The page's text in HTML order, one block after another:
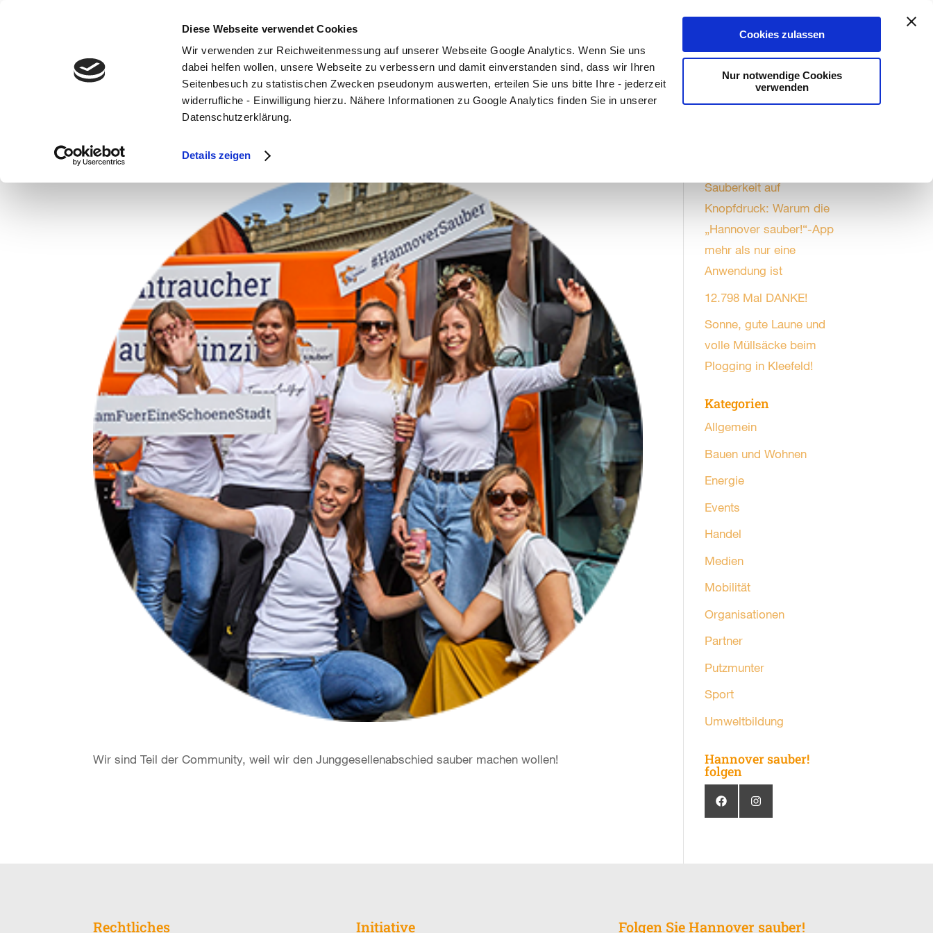
Diese Webseite verwendet Cookies
Wir verwenden zur Reichweitenmessung auf unserer Webseite Google Analytics. Wenn Sie uns
dabei helfen wollen, unsere Webseite zu verbessern und damit einverstanden sind, dass wir Ihren
Seitenbesuch zu statistischen Zwecken pseudonym auswerten, erteilen Sie uns bitte Ihre - jederzeit
widerrufliche - Einwilligung hierzu. Nähere Informationen zu Google Analytics finden Sie in unserer
Datenschutzerklärung.
Details zeigen
Cookies zulassen
Nur notwendige Cookies
verwenden
Mitmachen #kannweg Stadtreinigung
Lisa und Freundinnen
Sep. 21, 2021
Wir sind Teil der Community, weil wir den Junggesellenabschied sauber machen wollen!
Sauberkeit auf
Knopfdruck: Warum die
„Hannover sauber!“-App
mehr als nur eine
Anwendung ist
12.798 Mal DANKE!
Sonne, gute Laune und
volle Müllsäcke beim
Plogging in Kleefeld!
Kategorien
Allgemein
Bauen und Wohnen
Energie
Events
Handel
Medien
Mobilität
Organisationen
Partner
Putzmunter
Sport
Umweltbildung
Hannover sauber!
folgen
Rechtliches Initiative Folgen Sie Hannover sauber!